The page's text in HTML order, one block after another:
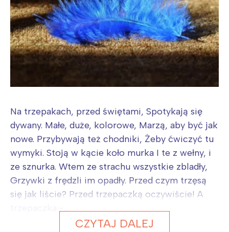
Na trzepakach, przed świętami, Spotykają się
dywany. Małe, duże, kolorowe, Marzą, aby być jak
nowe. Przybywają też chodniki, Żeby ćwiczyć tu
wymyki. Stoją w kącie koło murka I te z wełny, i
ze sznurka. Wtem ze strachu wszystkie zbladły,
Grzywki z frędzli im opadły. Przed czym trzęsą
się jak liście? Przed trzepaczką oczywiście! A
CZYTAJ DALEJ